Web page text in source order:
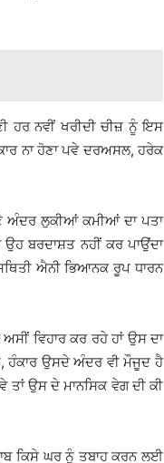
ਹਰ ਨਵੀਂ ਖਰੀਦੀ ਚੀਜ਼ ਨੂੰ ਇਸ
ਨਾ ਹੋਣਾ ਪਵੇ ਦਰਅਸਲ, ਹਰੇਕ
ਅੰਦਰ ਲੁਕੀਆਂ ਕਮੀਆਂ ਦਾ ਪਤਾ
ਬਰਦਾਸ਼ਤ ਨਹੀਂ ਕਰ ਪਾਉਂਦਾ
ਐਨੀ ਭਿਆਨਕ ਰੂਪ ਧਾਰਨ
ਵਿਹਾਰ ਕਰ ਰਹੇ ਹਾਂ ਉਸ ਦਾ
ਹੰਕਾਰ ਉਸਦੇ ਅੰਦਰ ਵੀ ਮੌਜੂਦ ਹੈ
ਤਾਂ ਉਸ ਦੇ ਮਾਨਸਿਕ ਵੇਗ ਦੀ ਕੀ
ਕਿਸੇ ਘਰ ਨੂੰ ਤਬਾਹ ਕਰਨ ਲਈ